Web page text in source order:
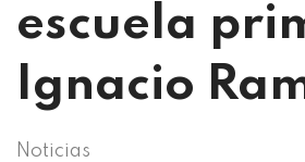
escuela
Ignacio
Noticias